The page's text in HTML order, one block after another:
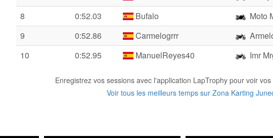
8
0:52.03 Bufalo
Moto
9
0:52.86 Carmelogrrr
10
0:52.95 ManuelReyes40 Imr
Enregistrez vos sessions avec l'application LapTrophy pour voir
Voir tous les meilleurs temps sur Zona Karting